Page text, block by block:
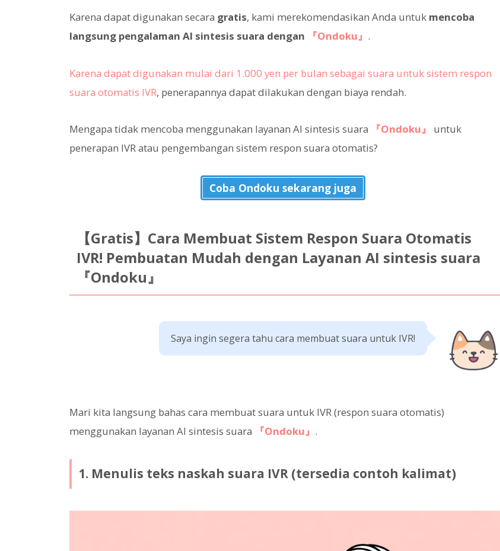
Karena dapat digunakan secara gratis, kami merekomendasikan Anda untuk mencoba
langsung pengalaman AI sintesis suara dengan
『Ondoku』 .
Karena dapat digunakan mulai dari 1.000 yen per bulan sebagai suara untuk sistem respon
suara otomatis IVR, penerapannya dapat dilakukan dengan biaya rendah.
Mengapa tidak mencoba menggunakan layanan AI sintesis suara 『Ondoku』
untuk
penerapan IVR atau pengembangan sistem respon suara otomatis?
Coba Ondoku sekarang juga
【Gratis】Cara Membuat Sistem Respon Suara Otomatis
IVR! Pembuatan Mudah dengan Layanan AI sintesis suara
『Ondoku』
Saya ingin segera tahu cara membuat suara untuk IVR!
Mari kita langsung bahas cara membuat suara untuk IVR (respon suara otomatis)
menggunakan layanan AI sintesis suara
『Ondoku』 .
1. Menulis teks naskah suara IVR (tersedia contoh kalimat)